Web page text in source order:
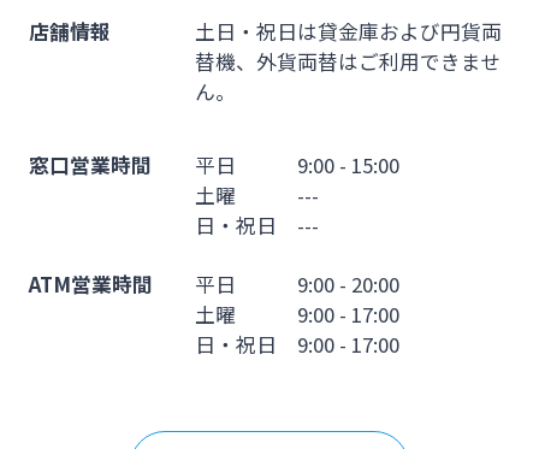
店舗情報
土日・祝日は貸金庫および円貨両
替機、外貨両替はご利用できませ
ん。
窓口営業時間
平日 9:00 - 15:00
土曜 ---
日・祝日 ---
ATM営業時間
平日 9:00 - 20:00
土曜 9:00 - 17:00
日・祝日 9:00 - 17:00